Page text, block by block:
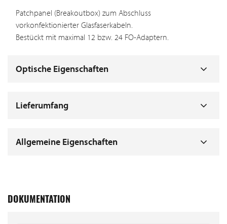
Patchpanel (Breakoutbox) zum Abschluss
vorkonfektionierter Glasfaserkabeln.
Bestückt mit maximal 12 bzw. 24 FO-Adaptern.
Optische Eigenschaften
Lieferumfang
Allgemeine Eigenschaften
DOKUMENTATION